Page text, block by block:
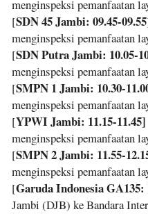
menginspeksi pemanfaatan
[SDN 45 Jambi: 09.45-09.55
menginspeksi pemanfaatan
[SDN Putra Jambi: 10.05-
menginspeksi pemanfaatan
[SMPN 1 Jambi: 10.30-
menginspeksi pemanfaatan
[YPWI Jambi: 11.15-11.45]
menginspeksi pemanfaatan
[SMPN 2 Jambi: 11.55-
menginspeksi pemanfaatan
[Garuda Indonesia GA135:
Jambi (DJB) ke Bandara